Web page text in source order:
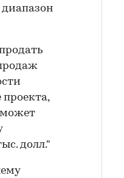
может
долл."